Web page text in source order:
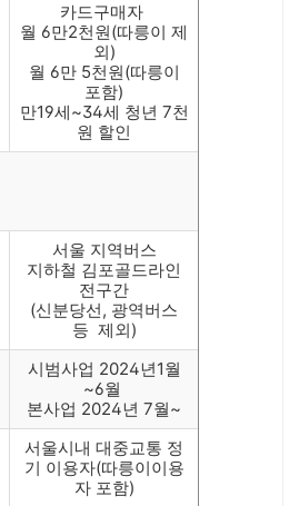
카드구매자
월 6만2천원(따릉이 제
외)
월 6만 5천원(따릉이
포함)
만19세~34세 청년 7천
원 할인
서울 지역버스
지하철 김포골드라인
전구간
(신분당선, 광역버스
등 제외)
시범사업 2024년1월
~6월
본사업 2024년 7월~
서울시내 대중교통 정
기 이용자(따릉이이용
자 포함)